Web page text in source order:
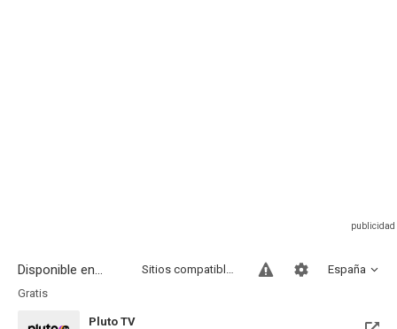
Disponible en... España
Sitios compatibles
Gratis
Pluto TV